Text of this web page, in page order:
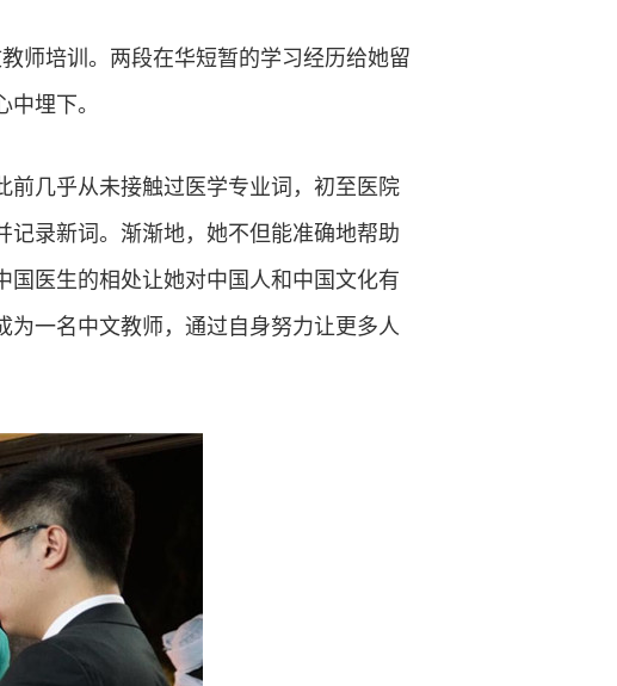
师培训。两段在华短暂的学习经历给她留
埋下。
前几乎从未接触过医学专业词，初至医院
录新词。渐渐地，她不但能准确地帮助
国医生的相处让她对中国人和中国文化有
为一名中文教师，通过自身努力让更多人